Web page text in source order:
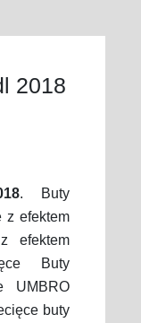
2018
. Buty
z efektem
efektem
Buty
UMBRO
buty